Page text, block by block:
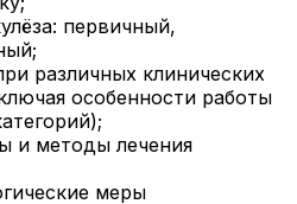
первичный,
различных клинических
особенности работы
и методы лечения
меры